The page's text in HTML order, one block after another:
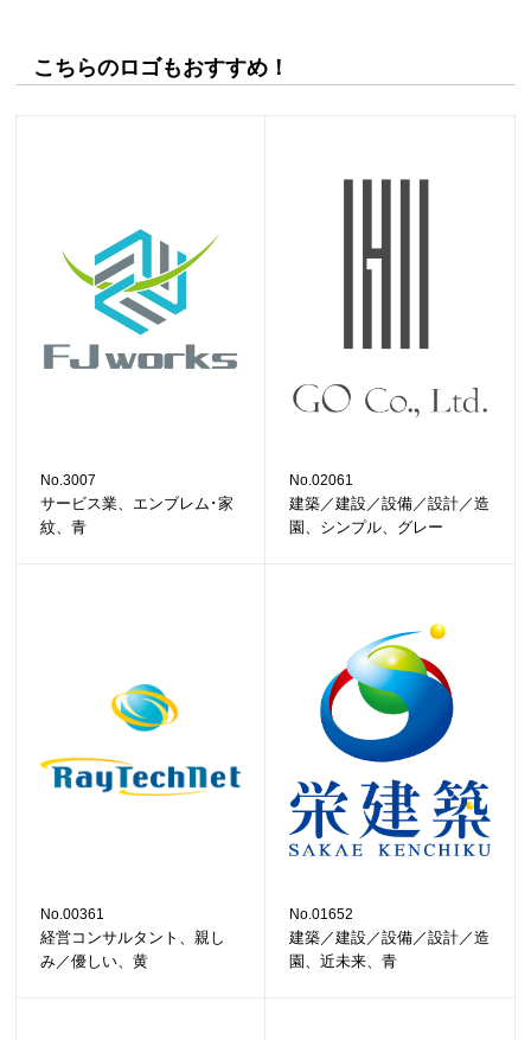
こちらのロゴもおすすめ！
No.3007
サービス業、エンブレム･家
紋、青
No.02061
建築／建設／設備／設計／造
園、シンプル、グレー
No.00361
経営コンサルタント、親し
み／優しい、黄
No.01652
建築／建設／設備／設計／造
園、近未来、青